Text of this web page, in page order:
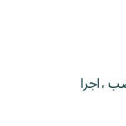
، اجرا